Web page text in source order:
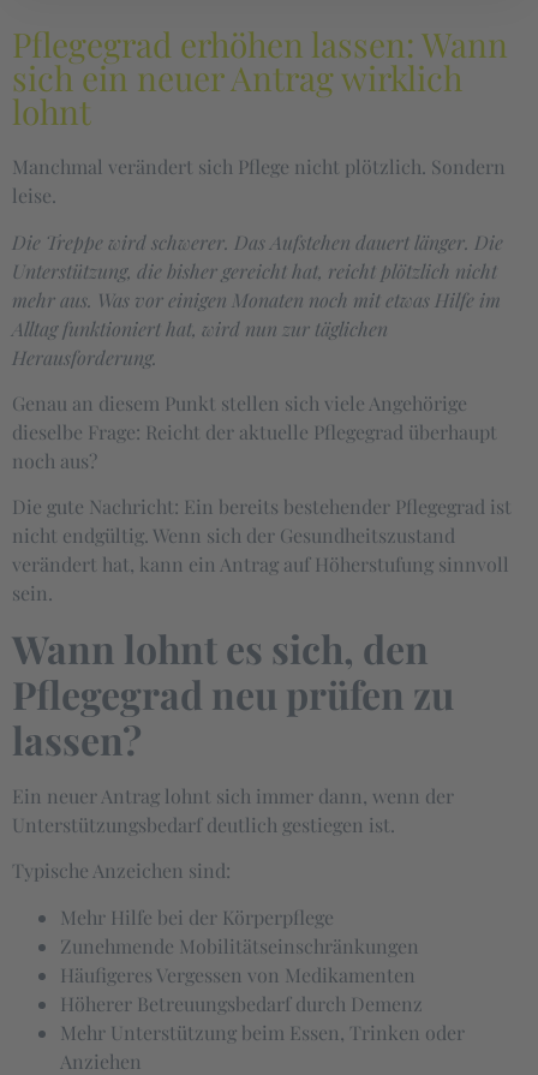
Pflegegrad erhöhen lassen: Wann
sich ein neuer Antrag wirklich
lohnt
Manchmal verändert sich Pflege nicht plötzlich. Sondern
leise.
Die Treppe wird schwerer. Das Aufstehen dauert länger. Die
Unterstützung, die bisher gereicht hat, reicht plötzlich nicht
mehr aus. Was vor einigen Monaten noch mit etwas Hilfe im
Alltag funktioniert hat, wird nun zur täglichen
Herausforderung.
Genau an diesem Punkt stellen sich viele Angehörige
dieselbe Frage: Reicht der aktuelle Pflegegrad überhaupt
noch aus?
Die gute Nachricht: Ein bereits bestehender Pflegegrad ist
nicht endgültig. Wenn sich der Gesundheitszustand
verändert hat, kann ein Antrag auf Höherstufung sinnvoll
sein.
Wann lohnt es sich, den
Pflegegrad neu prüfen zu
lassen?
Ein neuer Antrag lohnt sich immer dann, wenn der
Unterstützungsbedarf deutlich gestiegen ist.
Typische Anzeichen sind:
Mehr Hilfe bei der Körperpflege
Zunehmende Mobilitätseinschränkungen
Häufigeres Vergessen von Medikamenten
Höherer Betreuungsbedarf durch Demenz
Mehr Unterstützung beim Essen, Trinken oder
Anziehen